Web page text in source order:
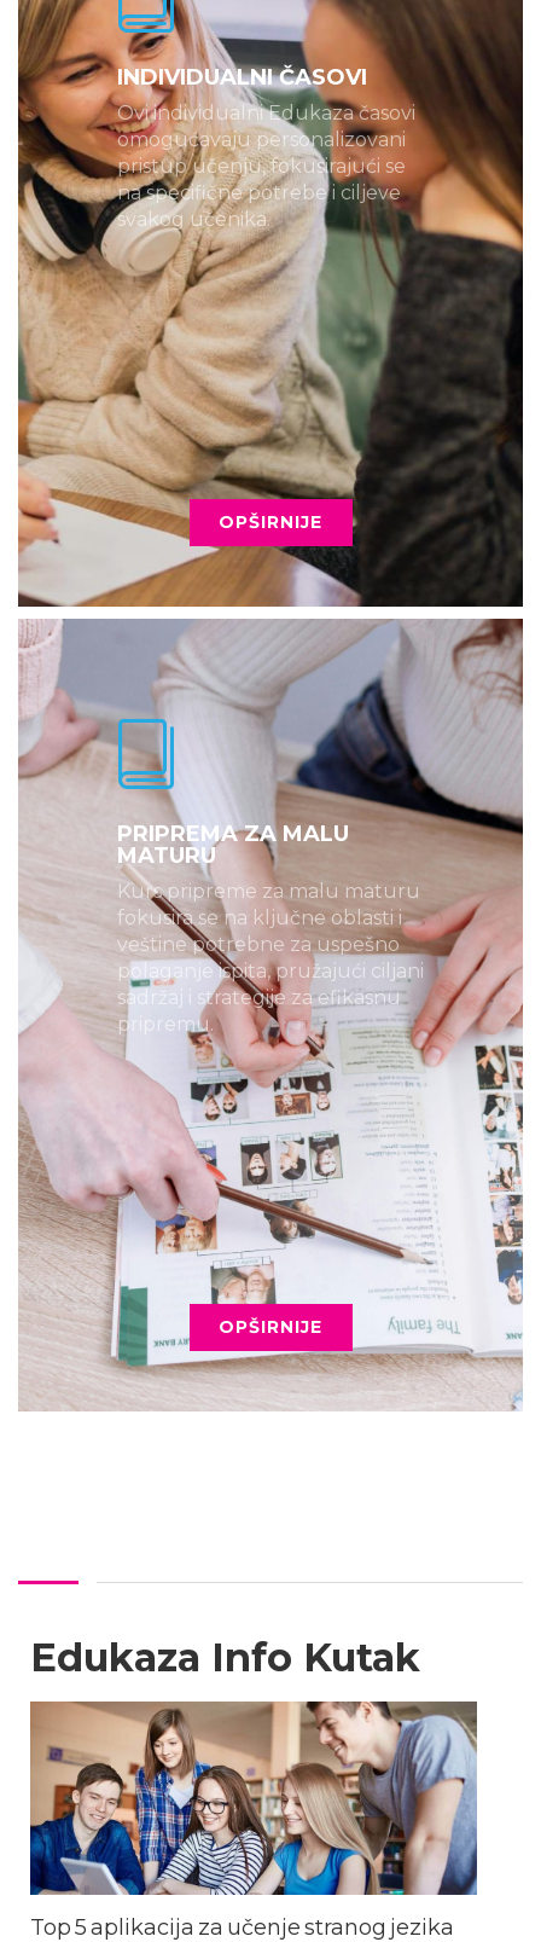
INDIVIDUALNI ČASOVI
Ovi individualni Edukaza časovi
omogućavaju personalizovani
pristup učenju, fokusirajući se
na specifične potrebe i ciljeve
svakog učenika.
OPŠIRNIJE
PRIPREMA ZA MALU
MATURU
Kurs pripreme za malu maturu
fokusira se na ključne oblasti i
veštine potrebne za uspešno
polaganje ispita, pružajući ciljani
sadržaj i strategije za efikasnu
pripremu.
OPŠIRNIJE
Edukaza Info Kutak
Top 5 aplikacija za učenje stranog jezika